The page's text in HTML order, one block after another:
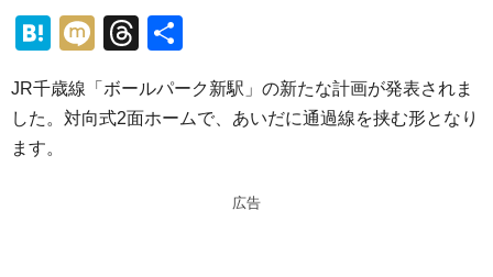
H
e
n
M
T
e
a
JR千歳線「ボールパーク新駅」の新たな計画が発表されま
した。対向式2面ホームで、あいだに通過線を挟む形となり
ます。
広告